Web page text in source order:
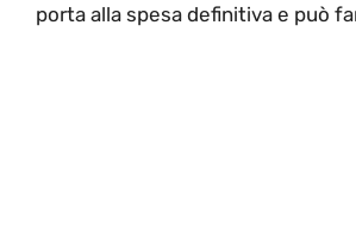
porta alla spesa definitiva e può